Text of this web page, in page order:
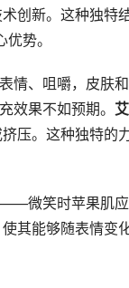
创新。这种独特
势。
情、咀嚼，皮肤
效果不如预期。
压。这种独特的
——微笑时苹果肌
其能够随表情变